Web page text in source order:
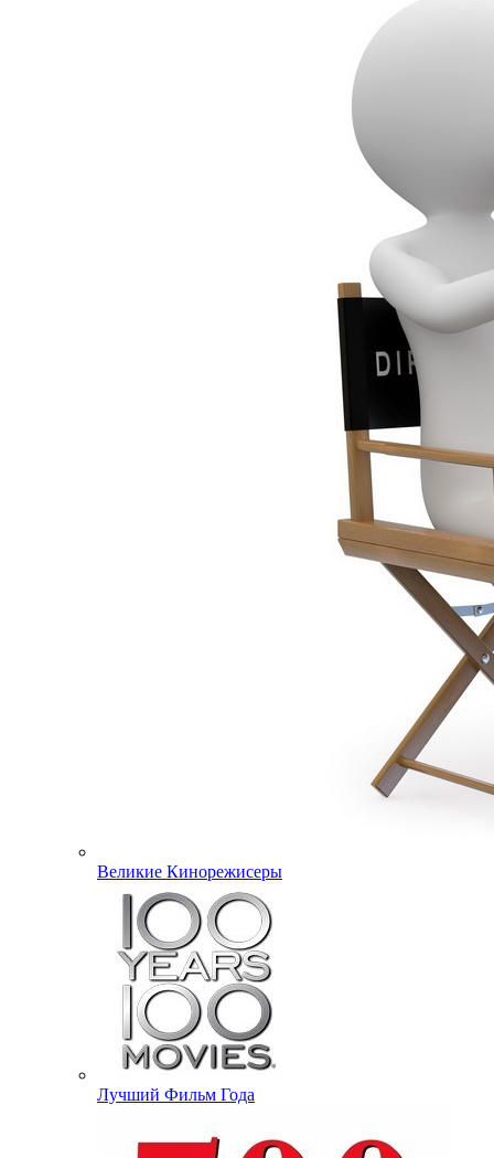
Великие Кинорежисеры
Лучший Фильм Года